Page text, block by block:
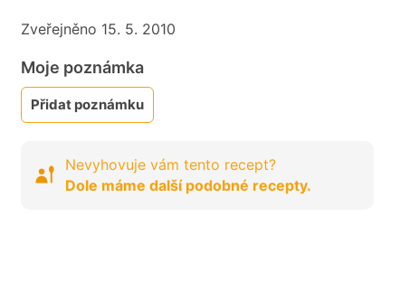
Zveřejněno 15. 5. 2010
Moje poznámka
Přidat poznámku
Nevyhovuje vám tento recept?
Dole máme další podobné recepty.